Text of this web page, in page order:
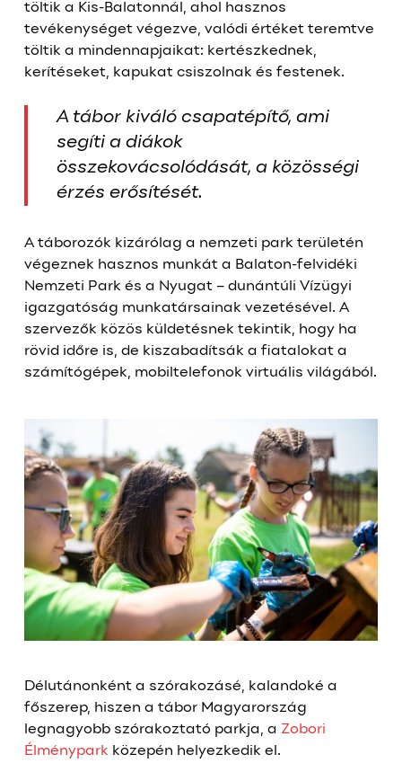
töltik a Kis-Balatonnál, ahol hasznos
tevékenységet végezve, valódi értéket teremtve
töltik a mindennapjaikat: kertészkednek,
kerítéseket, kapukat csiszolnak és festenek.
A tábor kiváló csapatépítő, ami
segíti a diákok
összekovácsolódását, a közösségi
érzés erősítését.
A táborozók kizárólag a nemzeti park területén
végeznek hasznos munkát a Balaton-felvidéki
Nemzeti Park és a Nyugat – dunántúli Vízügyi
igazgatóság munkatársainak vezetésével. A
szervezők közös küldetésnek tekintik, hogy ha
rövid időre is, de kiszabadítsák a fiatalokat a
számítógépek, mobiltelefonok virtuális világából.
Délutánonként a szórakozásé, kalandoké a
főszerep, hiszen a tábor Magyarország
legnagyobb szórakoztató parkja, a Zobori
Élménypark közepén helyezkedik el.